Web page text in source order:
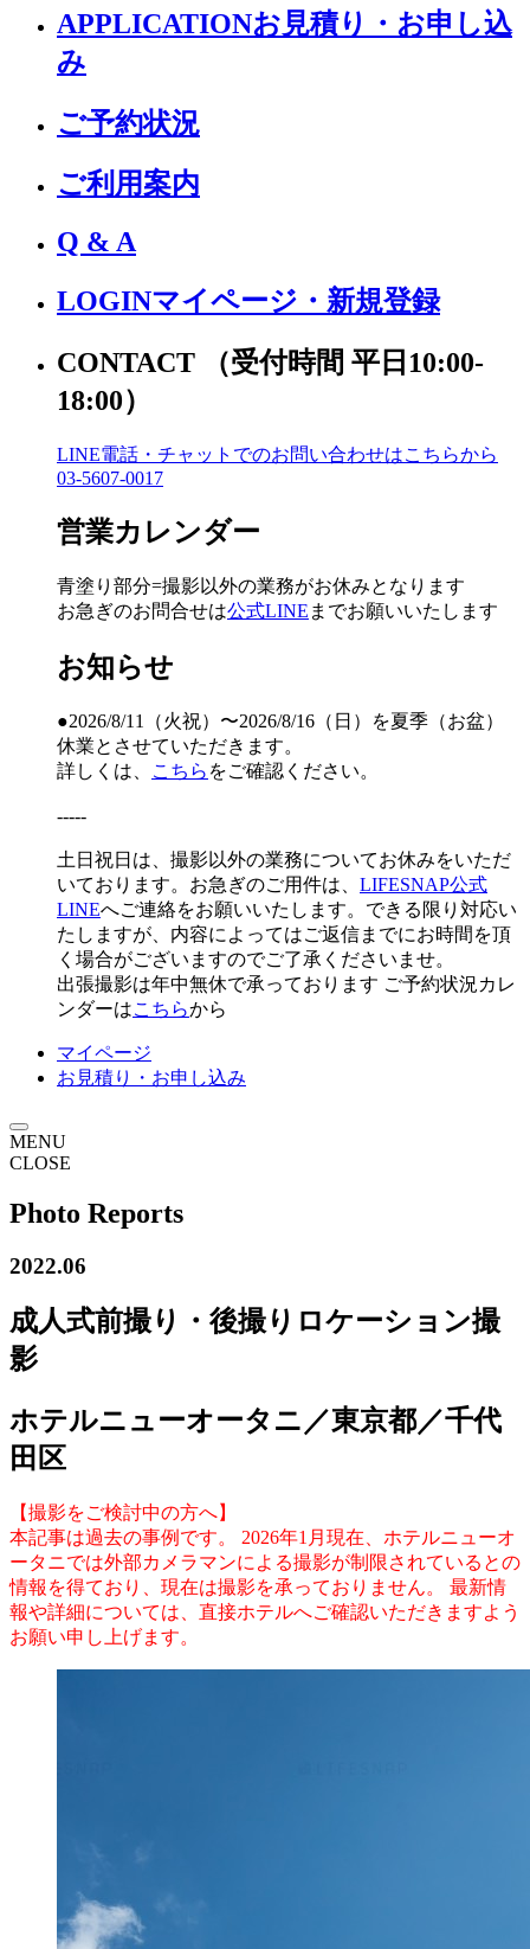
APPLICATIONお見積り・お申し込
み
ご予約状況
ご利用案内
Q & A
LOGINマイページ・新規登録
CONTACT
（受付時間 平日10:00-
18:00）
LINE電話・チャットでのお問い合わせはこちらから
03-5607-0017
営業カレンダー
青塗り 部分=撮影以外の業務がお休みとなります
お急ぎのお問合せは公式LINE までお願いいたします
お知らせ
●2026/8/11（火祝）〜2026/8/16（日）を夏季（お盆）
休業とさせていただきます。
詳しくは、
こちら をご確認ください。
-----
土日祝日は、撮影以外の業務についてお休みをいただ
いております。お急ぎのご用件は、 LIFESNAP公式
LINEへご連絡をお願いいたします。できる限り対応い
たしますが、内容によってはご返信までにお時間を頂
く場合がございますのでご了承くださいませ。
出張撮影は年中無休で承っております ご予約状況カレ
ンダーはこちらから
マイページ
お見積り・お申し込み
MENU
CLOSE
Photo Reports
2022.06
成人式前撮り・後撮りロケーション撮
影
ホテルニューオータニ／東京都／千代
田区
【撮影をご検討中の方へ】
本記事は過去の事例です。 2026年1月現在、ホテルニューオ
ータニでは外部カメラマンによる撮影が制限されているとの
情報を得ており、現在は撮影を承っておりません。 最新情
報や詳細については、直接ホテルへご確認いただきますよう
お願い申し上げます。